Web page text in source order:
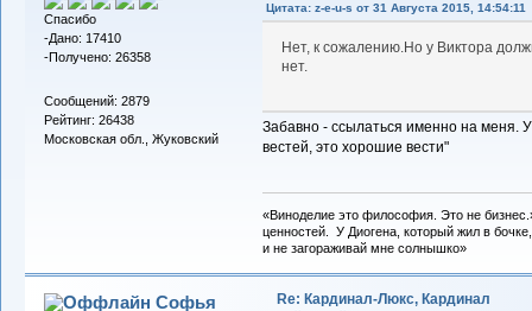
Спасибо
-Дано: 17410
-Получено: 26358
Сообщений: 2879
Рейтинг: 26438
Московская обл., Жуковский
Цитата: z-e-u-s от 31 Августа 2015, 14:54:11
Нет, к сожалению.Но у Виктора
нет.
Забавно - ссылаться именно на меня.
вестей, это хорошие вести"
«Виноделие это философия. Это не
ценностей. У Диогена, который жил в
и не загораживай мне солнышко»
Софья
Re: Кардинал-Люкс, Кардинал